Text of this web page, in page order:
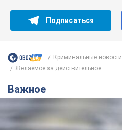
Подписаться
Криминальные новости
Желаемое за действительное:...
Важное